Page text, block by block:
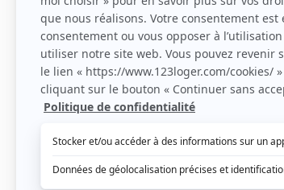
Localisation : Barrière de
Composition de l'appartement
- Séjour avec canapé, table et
- Cuisine aménagée équipée
- Chambre 1 : clic clac +
- Salle de bain : douche, lave